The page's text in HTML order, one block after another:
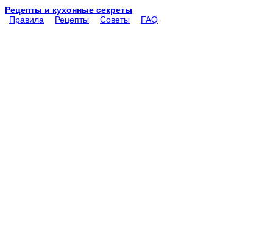
Рецепты и кухонные секреты
Правила
Рецепты Советы FAQ